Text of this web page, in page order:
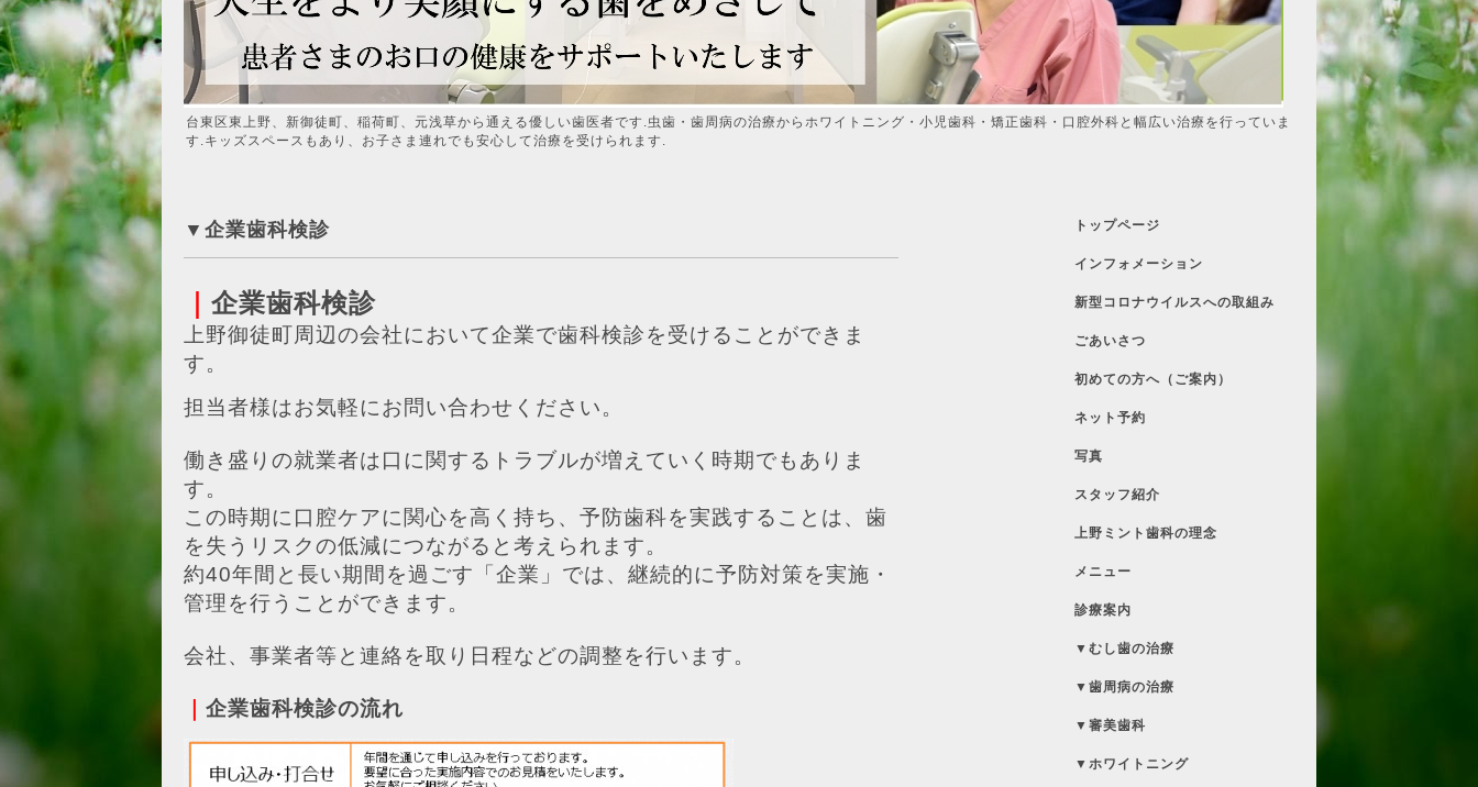
台東区東上野、新御徒町、稲荷町、元浅草から通える優しい歯医者です.虫歯・歯周病の治療からホワイトニング・小児歯科・矯正歯科・口腔外科と幅広い治療を行っていま
す.キッズスペースもあり、お子さま連れでも安心して治療を受けられます.
▼企業歯科検診
企業歯科検診
上野御徒町周辺の会社において企業で歯科検診を受けることができま
す。
担当者様はお気軽にお問い合わせください。
働き盛りの就業者は口に関するトラブルが増えていく時期でもありま
す。
この時期に口腔ケアに関心を高く持ち、予防歯科を実践することは、歯
を失うリスクの低減につながると考えられます。
約40年間と長い期間を過ごす「企業」では、継続的に予防対策を実施・
管理を行うことができます。
会社、事業者等と連絡を取り日程などの調整を行います。
企業歯科検診の流れ
トップページ
インフォメーション
新型コロナウイルスへの取組み
ごあいさつ
初めての方へ（ご案内）
ネット予約
写真
スタッフ紹介
上野ミント歯科の理念
メニュー
診療案内
▼むし歯の治療
▼歯周病の治療
▼審美歯科
▼ホワイトニング